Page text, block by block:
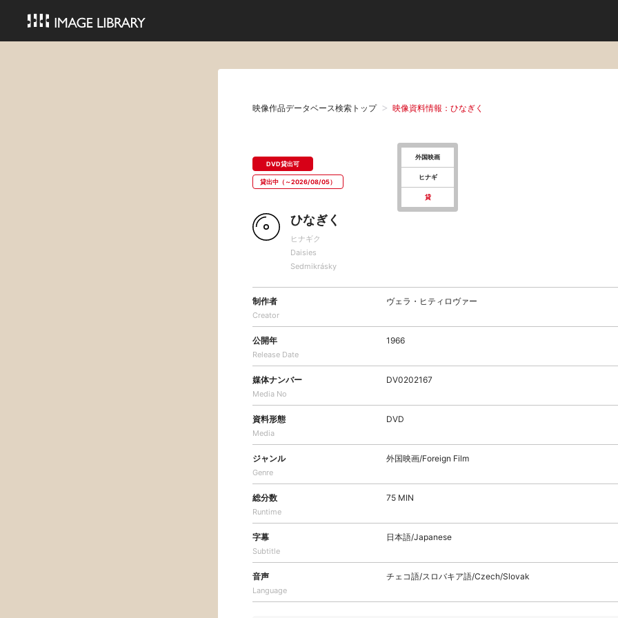
映像作品データベース検索トップ 映像資料情報：ひなぎく
DVD貸出可
貸出中（～2026/08/05）
外国映画
ヒナギ
貸
ひなぎく
ヒナギク
Daisies
Sedmikrásky
制作者
Creator
ヴェラ・ヒティロヴァー
公開年
Release Date
1966
媒体ナンバー
Media No
DV0202167
資料形態
Media
DVD
ジャンル
Genre
外国映画/Foreign Film
総分数
Runtime
75 MIN
字幕
Subtitle
日本語/Japanese
音声
Language
チェコ語/スロバキア語/Czech/Slovak